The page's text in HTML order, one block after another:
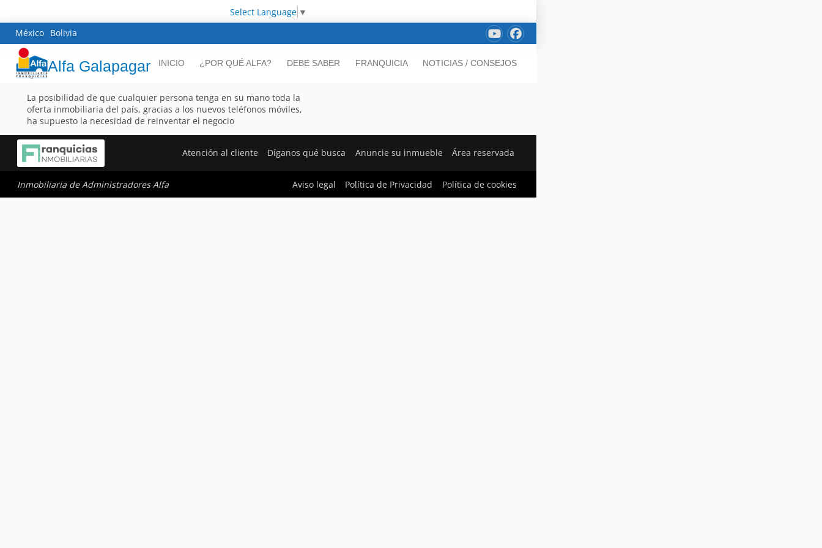
Select Language ▼
México Bolivia
Alfa Galapagar INICIO ¿POR QUÉ ALFA? DEBE SABER FRANQUICIA NOTICIAS / CONSEJOS
La posibilidad de que cualquier persona tenga en su mano toda la
oferta inmobiliaria del país, gracias a los nuevos teléfonos móviles,
ha supuesto la necesidad de reinventar el negocio
Atención al cliente Díganos qué busca Anuncie su inmueble Área reservada
Inmobiliaria de Administradores Alfa Aviso legal Política de Privacidad Política de cookies